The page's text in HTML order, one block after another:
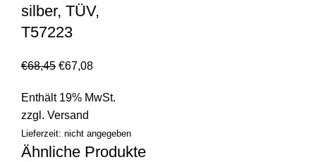
silber, TÜV,
T57223
€68,45 €67,08
Enthält 19% MwSt.
zzgl. Versand
Lieferzeit: nicht angegeben
Ähnliche Produkte